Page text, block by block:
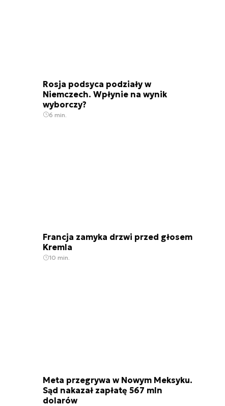
Rosja podsyca podziały w
Niemczech. Wpłynie na wynik
wyborczy?
6 min.
Francja zamyka drzwi przed głosem
Kremla
10 min.
Meta przegrywa w Nowym Meksyku.
Sąd nakazał zapłatę 567 mln
dolarów